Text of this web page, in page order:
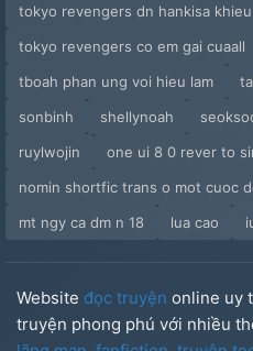
tokyo revengers dn hankisa
tokyo revengers co em gai cuaall
tboah phan ung voi hieu lam
sonbinh
shellynoah
ruylwojin
one ui 8 0 rever to
nomin shortfic trans o mot cuoc
mt ngy ca dm n 18
lua cao
Website đọc truyện online uy
truyện phong phú với nhiều